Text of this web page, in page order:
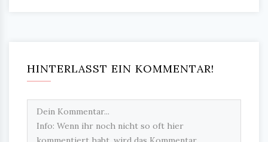
HINTERLASST EIN KOMMENTAR!